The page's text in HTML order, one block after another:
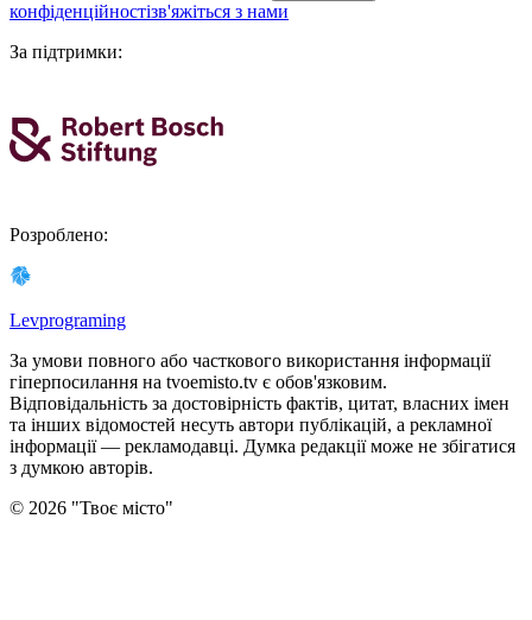
конфіденційностізв'яжіться з нами
За підтримки:
Розроблено:
Levprograming
За умови повного або часткового використання iнформацiї
гіперпосилання на tvoemisto.tv є обов'язковим.
Відповідальність за достовірність фактів, цитат, власних імен
та інших відомостей несуть автори публікацій, а рекламної
інформації — рекламодавці. Думка редакцiї може не збiгатися
з думкою авторiв.
© 2026 "Твоє місто"